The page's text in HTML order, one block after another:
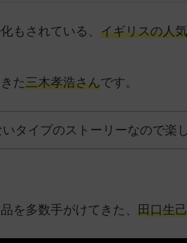
もされている、イギリスの人
た三木孝浩さんです。
タイプのストーリーなので楽
を多数手がけてきた、田口生